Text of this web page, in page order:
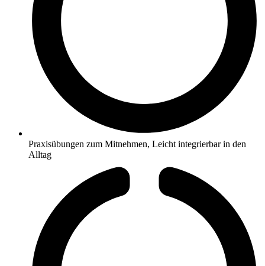
Praxisübungen zum Mitnehmen, Leicht integrierbar in den
Alltag